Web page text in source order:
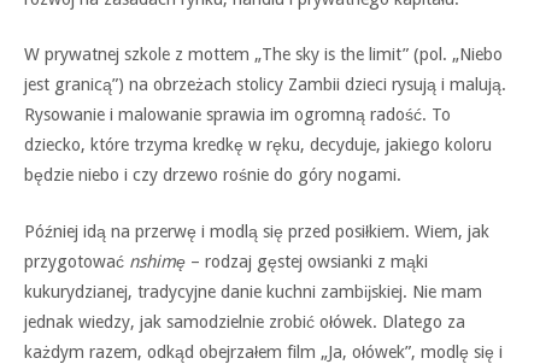
W prywatnej szkole z mottem „The sky is the limit” (pol. „Niebo
jest granicą”) na obrzeżach stolicy Zambii dzieci rysują i malują.
Rysowanie i malowanie sprawia im ogromną radość. To
dziecko, które trzyma kredkę w ręku, decyduje, jakiego koloru
będzie niebo i czy drzewo rośnie do góry nogami.
Później idą na przerwę i modlą się przed posiłkiem. Wiem, jak
przygotować nshimę – rodzaj gęstej owsianki z mąki
kukurydzianej, tradycyjne danie kuchni zambĳskiej. Nie mam
jednak wiedzy, jak samodzielnie zrobić ołówek. Dlatego za
każdym razem, odkąd obejrzałem film „Ja, ołówek”, modlę się i